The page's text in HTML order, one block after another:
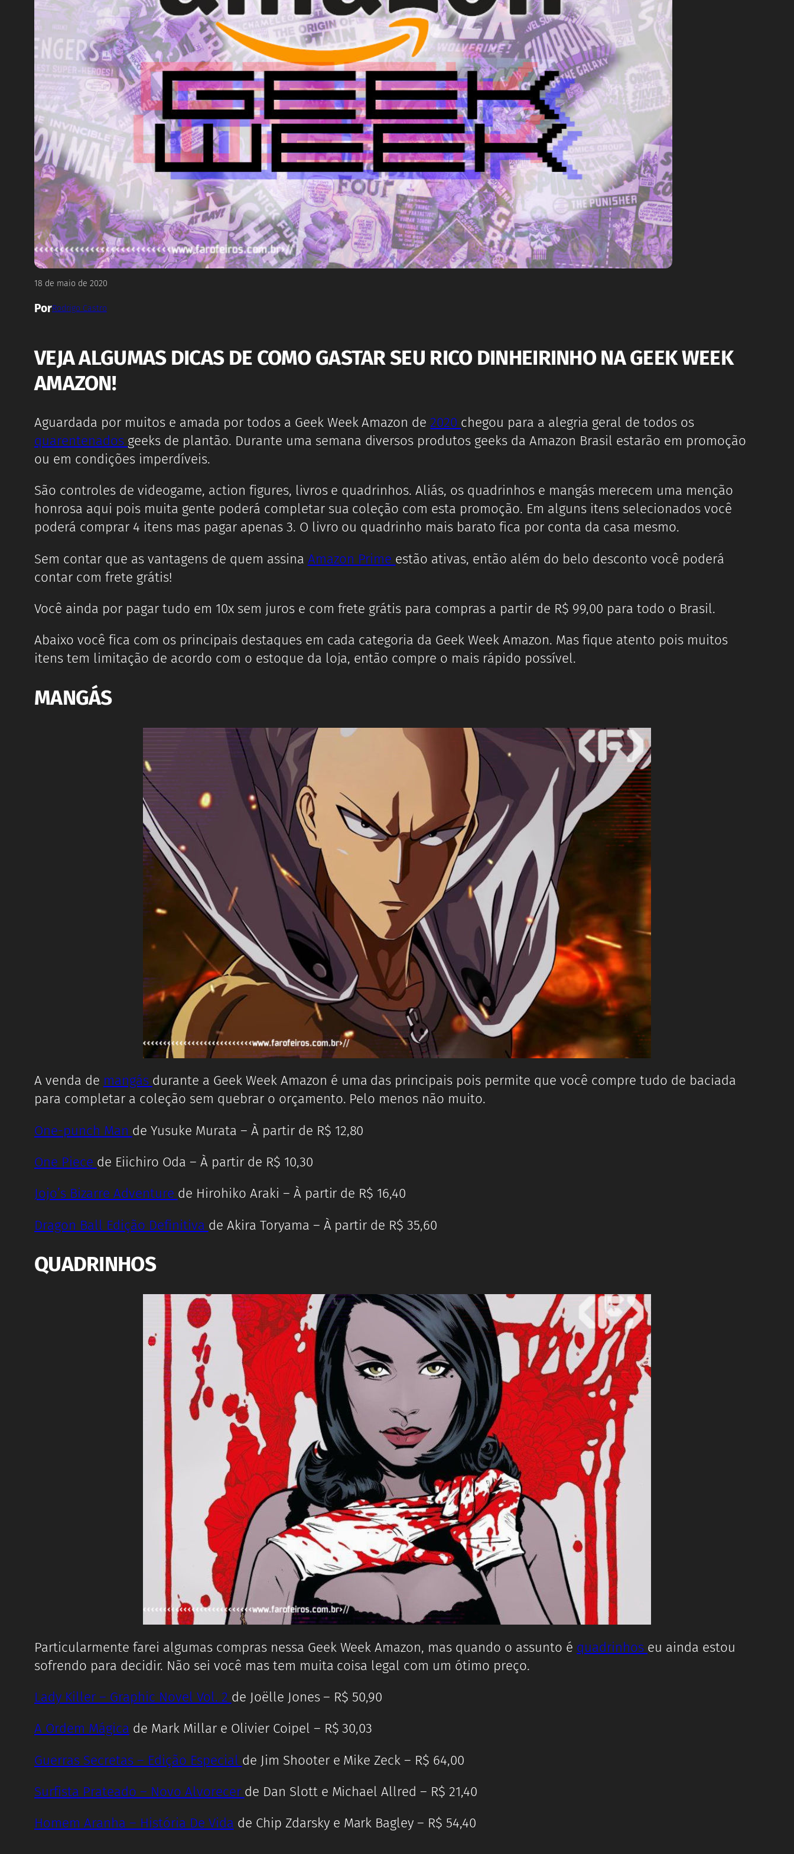
18 de maio de 2020
PorRodrigo Castro
VEJA ALGUMAS DICAS DE COMO GASTAR SEU RICO DINHEIRINHO NA GEEK WEEK
AMAZON!
Aguardada por muitos e amada por todos a Geek Week Amazon de 2020 chegou para a alegria geral de todos os
quarentenados geeks de plantão. Durante uma semana diversos produtos geeks da Amazon Brasil estarão em promoção
ou em condições imperdíveis.
São controles de videogame, action figures, livros e quadrinhos. Aliás, os quadrinhos e mangás merecem uma menção
honrosa aqui pois muita gente poderá completar sua coleção com esta promoção. Em alguns itens selecionados você
poderá comprar 4 itens mas pagar apenas 3. O livro ou quadrinho mais barato fica por conta da casa mesmo.
Sem contar que as vantagens de quem assina Amazon Prime estão ativas, então além do belo desconto você poderá
contar com frete grátis!
Você ainda por pagar tudo em 10x sem juros e com frete grátis para compras a partir de R$ 99,00 para todo o Brasil.
Abaixo você fica com os principais destaques em cada categoria da Geek Week Amazon. Mas fique atento pois muitos
itens tem limitação de acordo com o estoque da loja, então compre o mais rápido possível.
MANGÁS
A venda de mangás durante a Geek Week Amazon é uma das principais pois permite que você compre tudo de baciada
para completar a coleção sem quebrar o orçamento. Pelo menos não muito.
One-punch Man de Yusuke Murata – À partir de R$ 12,80
One Piece de Eiichiro Oda – À partir de R$ 10,30
Jojo’s Bizarre Adventure de Hirohiko Araki – À partir de R$ 16,40
Dragon Ball Edição Definitiva de Akira Toryama – À partir de R$ 35,60
QUADRINHOS
Particularmente farei algumas compras nessa Geek Week Amazon, mas quando o assunto é quadrinhos eu ainda estou
sofrendo para decidir. Não sei você mas tem muita coisa legal com um ótimo preço.
Lady Killer – Graphic Novel Vol. 2 de Joëlle Jones – R$ 50,90
A Ordem Mágica de Mark Millar e Olivier Coipel – R$ 30,03
Guerras Secretas – Edição Especial de Jim Shooter e Mike Zeck – R$ 64,00
Surfista Prateado – Novo Alvorecer de Dan Slott e Michael Allred – R$ 21,40
Homem Aranha – História De Vida de Chip Zdarsky e Mark Bagley – R$ 54,40